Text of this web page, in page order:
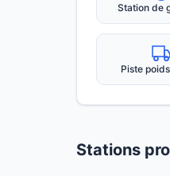
Station de
Piste
Stations